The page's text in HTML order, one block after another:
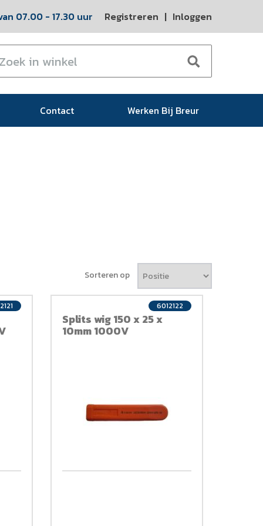
07.00 - 17.30 uur Registreren | Inloggen
Contact Werken Bij Breur
Sorteren op
Splits wig 150 x 25 x
10mm 1000V
6012122